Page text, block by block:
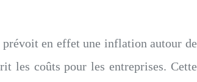
en effet une inflation autour de
les coûts pour les entreprises. Cette